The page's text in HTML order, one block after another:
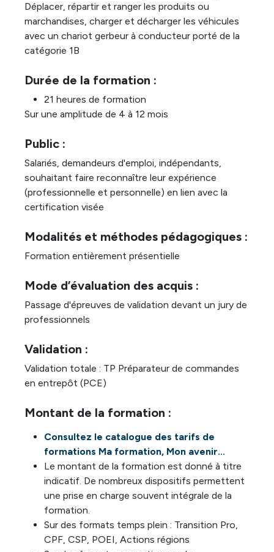
Déplacer, répartir et ranger les produits ou
marchandises, charger et décharger les véhicules
avec un chariot gerbeur à conducteur porté de la
catégorie 1B
Durée de la formation :
21 heures de formation
Sur une amplitude de 4 à 12 mois
Public :
Salariés, demandeurs d'emploi, indépendants,
souhaitant faire reconnaître leur expérience
(professionnelle et personnelle) en lien avec la
certification visée
Modalités et méthodes pédagogiques :
Formation entièrement présentielle
Mode d’évaluation des acquis :
Passage d'épreuves de validation devant un jury de
professionnels
Validation :
Validation totale : TP Préparateur de commandes
en entrepôt (PCE)
Montant de la formation :
Consultez le catalogue des tarifs de
formations Ma formation, Mon avenir...
Le montant de la formation est donné à titre
indicatif. De nombreux dispositifs permettent
une prise en charge souvent intégrale de la
formation.
Sur des formats temps plein : Transition Pro,
CPF, CSP, POEI, Actions régions